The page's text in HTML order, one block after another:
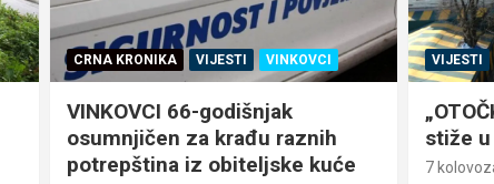
CRNA KRONIKA VIJESTI VINKOVCI
VINKOVCI 66-godišnjak
osumnjičen za krađu raznih
potrepština iz obiteljske kuće
VIJESTI
stiže
7